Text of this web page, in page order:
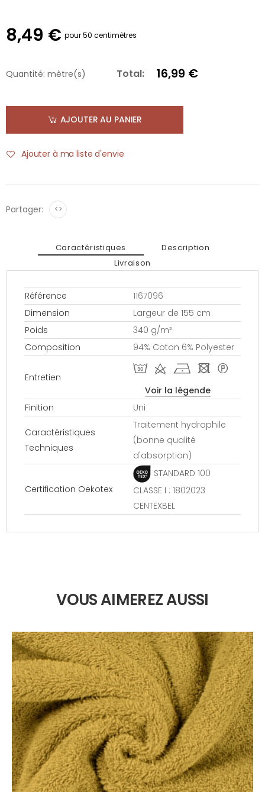
8,49 € pour 50 centimètres
Quantité: mètre(s) Total: 16,99 €
AJOUTER AU PANIER
Ajouter à ma liste d'envie
Partager: <>
Caractéristiques
Description
Livraison
Référence
1167096
Dimension
Largeur de 155 cm
Poids
340 g/m²
Composition
94% Coton 6% Polyester
Entretien
T d h - *
Voir la légende
Finition
Uni
Caractéristiques
Techniques
Traitement hydrophile
(bonne qualité
d'absorption)
Certification Oekotex
STANDARD 100
CLASSE I : 1802023
CENTEXBEL
VOUS AIMEREZ AUSSI